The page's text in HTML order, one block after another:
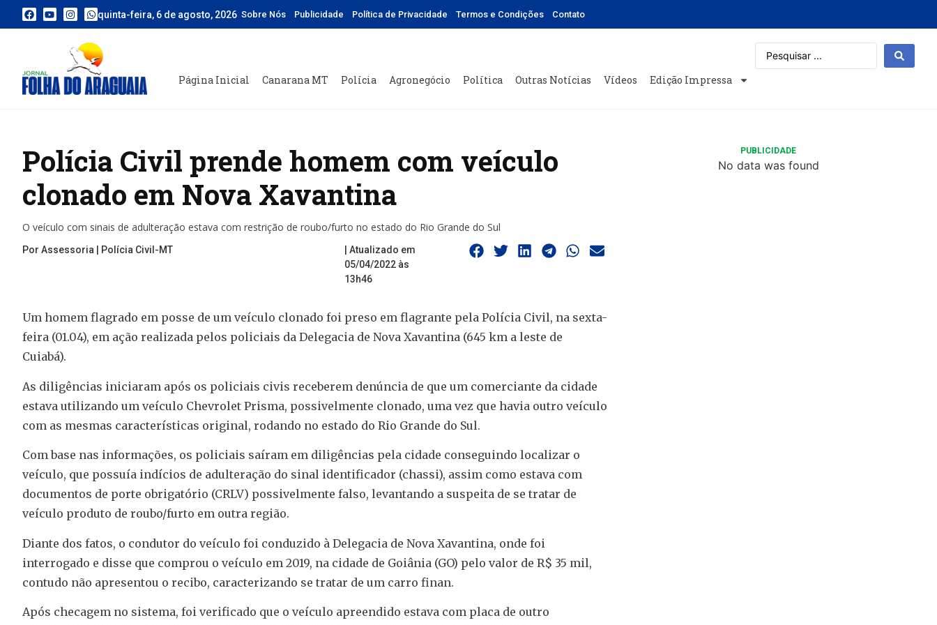
quinta-feira, 6 de agosto, 2026 Sobre Nós Publicidade Política de Privacidade Termos e Condições Contato
Página Inicial Canarana MT Polícia Agronegócio Política Outras Notícias Vídeos Edição Impressa
Polícia Civil prende homem com veículo
clonado em Nova Xavantina
O veículo com sinais de adulteração estava com restrição de roubo/furto no estado do Rio Grande do Sul
Por Assessoria | Polícia Civil-MT
| Atualizado em
05/04/2022 às
13h46
Um homem flagrado em posse de um veículo clonado foi preso em flagrante pela Polícia Civil, na sexta-
feira (01.04), em ação realizada pelos policiais da Delegacia de Nova Xavantina (645 km a leste de
Cuiabá).
As diligências iniciaram após os policiais civis receberem denúncia de que um comerciante da cidade
estava utilizando um veículo Chevrolet Prisma, possivelmente clonado, uma vez que havia outro veículo
com as mesmas características original, rodando no estado do Rio Grande do Sul.
Com base nas informações, os policiais saíram em diligências pela cidade conseguindo localizar o
veículo, que possuía indícios de adulteração do sinal identificador (chassi), assim como estava com
documentos de porte obrigatório (CRLV) possivelmente falso, levantando a suspeita de se tratar de
veículo produto de roubo/furto em outra região.
Diante dos fatos, o condutor do veículo foi conduzido à Delegacia de Nova Xavantina, onde foi
interrogado e disse que comprou o veículo em 2019, na cidade de Goiânia (GO) pelo valor de R$ 35 mil,
contudo não apresentou o recibo, caracterizando se tratar de um carro finan.
Após checagem no sistema, foi verificado que o veículo apreendido estava com placa de outro
PUBLICIDADE
No data was found